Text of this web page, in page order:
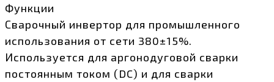
Функции
Сварочный инвертор для промышленного
использования от сети 380±15%.
Используется для аргонодуговой сварки
постоянным током (DC) и для сварки